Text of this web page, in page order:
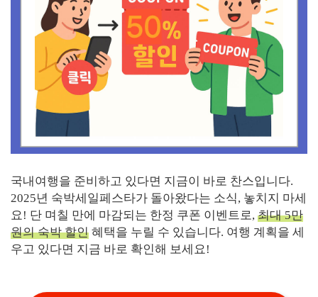
국내여행을 준비하고 있다면 지금이 바로 찬스입니다.
2025년 숙박세일페스타가 돌아왔다는 소식, 놓치지 마세
요! 단 며칠 만에 마감되는 한정 쿠폰 이벤트로, 최대 5만
원의 숙박 할인 혜택을 누릴 수 있습니다. 여행 계획을 세
우고 있다면 지금 바로 확인해 보세요!